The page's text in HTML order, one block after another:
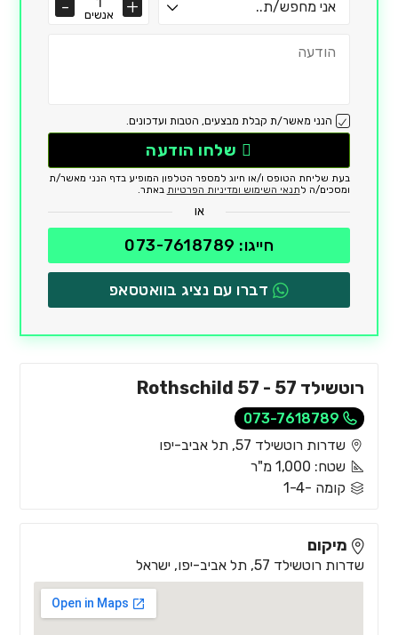
אנשים
הנני מאשר/ת קבלת מבצעים, הטבות ועדכונים.
שלחו הודעה
בעת שליחת הטופס ו/או חיוג למספר הטלפון המופיע בדף הנני מאשר/ת
ומסכים/ה לתנאי השימוש ומדיניות הפרטיות באתר.
או
חייגו: 073-7618789
דברו עם נציג בוואטסאפ
רוטשילד 57 - Rothschild 57
073-7618789
שדרות רוטשילד 57, תל אביב-יפו
שטח: 1,000 מ"ר
קומה -1-4
מיקום
שדרות רוטשילד 57, תל אביב-יפו, ישראל